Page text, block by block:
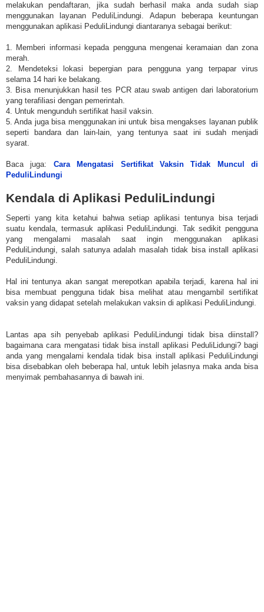
melakukan pendaftaran, jika sudah berhasil maka anda sudah siap
menggunakan layanan PeduliLindungi. Adapun beberapa keuntungan
menggunakan aplikasi PeduliLindungi diantaranya sebagai berikut:
1. Memberi informasi kepada pengguna mengenai keramaian dan zona
merah.
2. Mendeteksi lokasi bepergian para pengguna yang terpapar virus
selama 14 hari ke belakang.
3. Bisa menunjukkan hasil tes PCR atau swab antigen dari laboratorium
yang terafiliasi dengan pemerintah.
4. Untuk mengunduh sertifikat hasil vaksin.
5. Anda juga bisa menggunakan ini untuk bisa mengakses layanan publik
seperti bandara dan lain-lain, yang tentunya saat ini sudah menjadi
syarat.
Baca juga: Cara Mengatasi Sertifikat Vaksin Tidak Muncul di
PeduliLindungi
Kendala di Aplikasi PeduliLindungi
Seperti yang kita ketahui bahwa setiap aplikasi tentunya bisa terjadi
suatu kendala, termasuk aplikasi PeduliLindungi. Tak sedikit pengguna
yang mengalami masalah saat ingin menggunakan aplikasi
PeduliLindungi, salah satunya adalah masalah tidak bisa install aplikasi
PeduliLindungi.
Hal ini tentunya akan sangat merepotkan apabila terjadi, karena hal ini
bisa membuat pengguna tidak bisa melihat atau mengambil sertifikat
vaksin yang didapat setelah melakukan vaksin di aplikasi PeduliLindungi.
Lantas apa sih penyebab aplikasi PeduliLindungi tidak bisa diinstall?
bagaimana cara mengatasi tidak bisa install aplikasi PeduliLidungi? bagi
anda yang mengalami kendala tidak bisa install aplikasi PeduliLindungi
bisa disebabkan oleh beberapa hal, untuk lebih jelasnya maka anda bisa
menyimak pembahasannya di bawah ini.